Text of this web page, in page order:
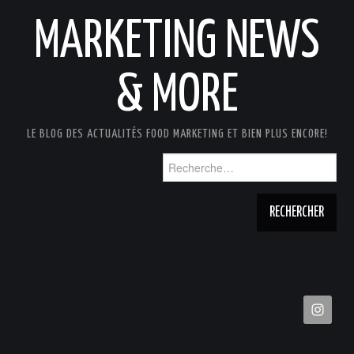
MARKETING NEWS
& MORE
LE BLOG DES ACTUALITÉS FOOD MARKETING ET BIEN PLUS ENCORE!